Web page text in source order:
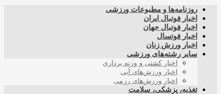
روزنامه‌ها و مطبوعات ورزشی
اخبار فوتبال ایران
اخبار فوتبال جهان
اخبار فوتسال
اخبار ورزش زنان
سایر رشته‌های ورزشی
اخبار کشتی و وزنه برداری
اخبار ورزش‌های آبی
اخبار ورزش‌های رزمی
تغذیه، پزشکی، سلامت